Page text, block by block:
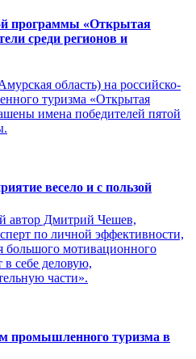
программы «Открытая
среди регионов и
область) на российско-
туризма «Открытая
имена победителей пятой
весело и с пользой
автор Дмитрий Чешев,
по личной эффективности,
большого мотивационного
в себе деловую,
части».
промышленного туризма в